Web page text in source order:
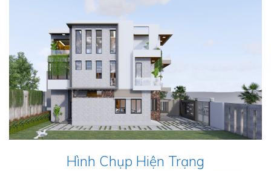
Hình Chụp Hiện Trạng